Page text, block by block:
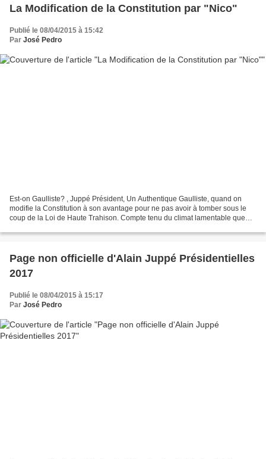
La Modification de la Constitution par "Nico"
Publié le 08/04/2015 à 15:42
Par José Pedro
Est-on Gaulliste? , Juppé Président, Un Authentique Gaulliste, quand on
modifie la Constitution à son avantage pour ne pas avoir à tomber sous le
coup de la Loi de Haute Trahison. Compte tenu du climat lamentable que
Page non officielle d'Alain Juppé Présidentielles
2017
Publié le 08/04/2015 à 15:17
Par José Pedro